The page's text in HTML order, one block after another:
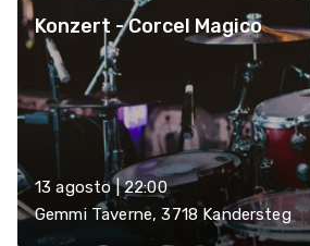
Konzert - Corcel Magico
13 agosto | 22:00
Gemmi Taverne, 3718 Kandersteg